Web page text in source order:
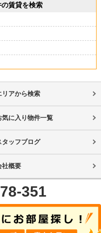
賃貸を検索
リアから検索
気に入り物件一覧
タッフブログ
社概要
351